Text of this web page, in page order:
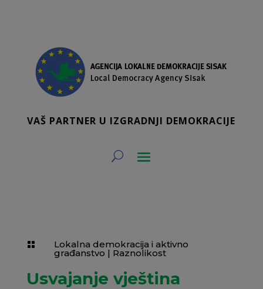
VAŠ PARTNER U IZGRADNJI DEMOKRACIJE
 Lokalna demokracija i aktivno
građanstvo | Raznolikost
Usvajanje vještina